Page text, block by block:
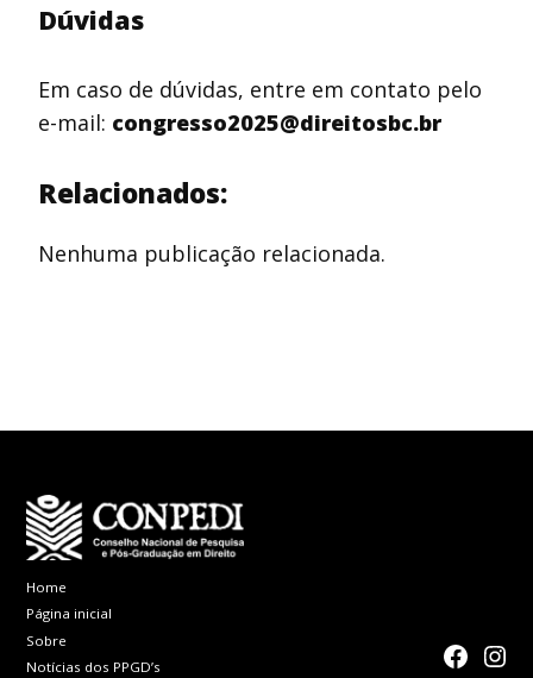
Dúvidas
Em caso de dúvidas, entre em contato pelo
e-mail: congresso2025@direitosbc.br
Relacionados:
Nenhuma publicação relacionada.
Home
Página inicial
Sobre
Notícias dos PPGD’s